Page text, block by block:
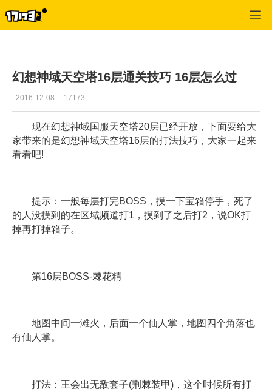
幻想神域天空塔16层通关技巧 16层怎么过
2016-12-08 17173
现在幻想神域国服天空塔20层已经开放，下面要给大
家带来的是幻想神域天空塔16层的打法技巧，大家一起来
看看吧!
提示：一般每层打完BOSS，摸一下宝箱停手，死了
的人没摸到的在区域频道打1，摸到了之后打2，说OK打
掉再打掉箱子。
第16层BOSS-棘花精
地图中间一滩火，后面一个仙人掌，地图四个角落也
有仙人掌。
打法：王会出无敌套子(荆棘装甲)，这个时候所有打